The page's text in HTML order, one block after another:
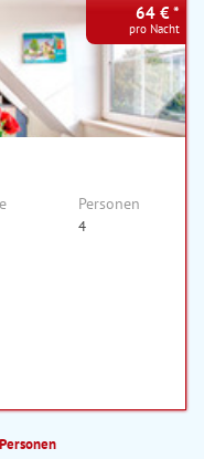
Personen
4
64 € *
pro Nacht